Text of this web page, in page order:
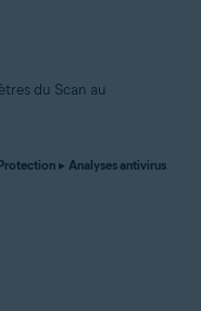
du Scan au
▸ Analyses antivirus